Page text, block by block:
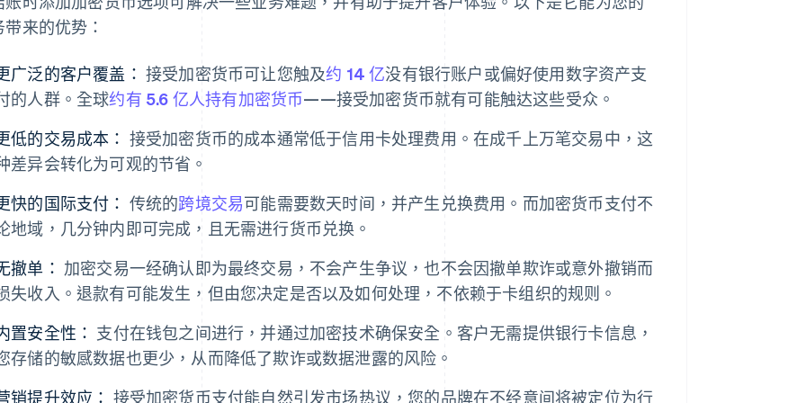
带来的优势：
广泛的客户覆盖： 接受加密货币可让您触及约 14 亿没有银行账户或偏好使用数字资产支
的人群。全球约有 5.6 亿人持有加密货币——接受加密货币就有可能触达这些受众。
低的交易成本： 接受加密货币的成本通常低于信用卡处理费用。在成千上万笔交易中，这
差异会转化为可观的节省。
快的国际支付： 传统的跨境交易可能需要数天时间，并产生兑换费用。而加密货币支付不
地域，几分钟内即可完成，且无需进行货币兑换。
撤单： 加密交易一经确认即为最终交易，不会产生争议，也不会因撤单欺诈或意外撤销而
失收入。退款有可能发生，但由您决定是否以及如何处理，不依赖于卡组织的规则。
置安全性： 支付在钱包之间进行，并通过加密技术确保安全。客户无需提供银行卡信息，
存储的敏感数据也更少，从而降低了欺诈或数据泄露的风险。
销提升效应： 接受加密货币支付能自然引发市场热议，您的品牌在不经意间将被定位为行